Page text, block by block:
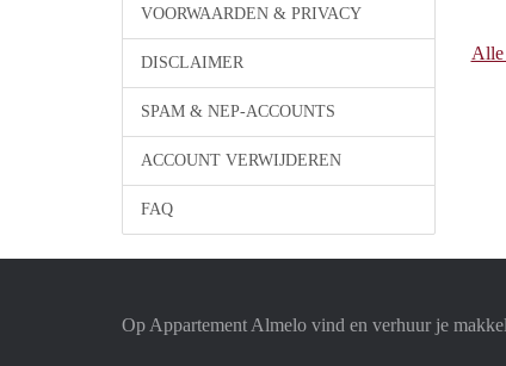
VOORWAARDEN & PRIVACY
DISCLAIMER
SPAM & NEP-ACCOUNTS
ACCOUNT VERWIJDEREN
FAQ
Alle
Op Appartement Almelo vind en verhuur je